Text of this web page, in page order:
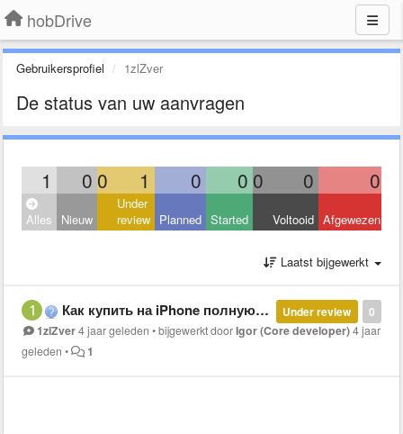
hobDrive
Gebruikersprofiel 1zlZver
De status van uw aanvragen
1 0 0 1 0 0 0 0 0
Alles Nieuw
Under
review Planned Started Voltooid Afgewezen
Laatst bijgewerkt
0
Under review
Как купить на iPhone полную версию?
1zlZver4 jaar geleden •bijgewerkt doorIgor (Core developer)4 jaar
geleden • 1